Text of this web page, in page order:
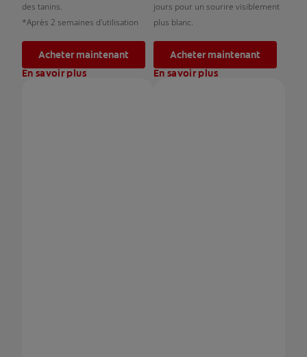
des tanins.
*Après 2 semaines d'utilisation
Acheter maintenant
En savoir plus
jours pour un sourire visiblement
plus blanc.
Acheter maintenant
En savoir plus